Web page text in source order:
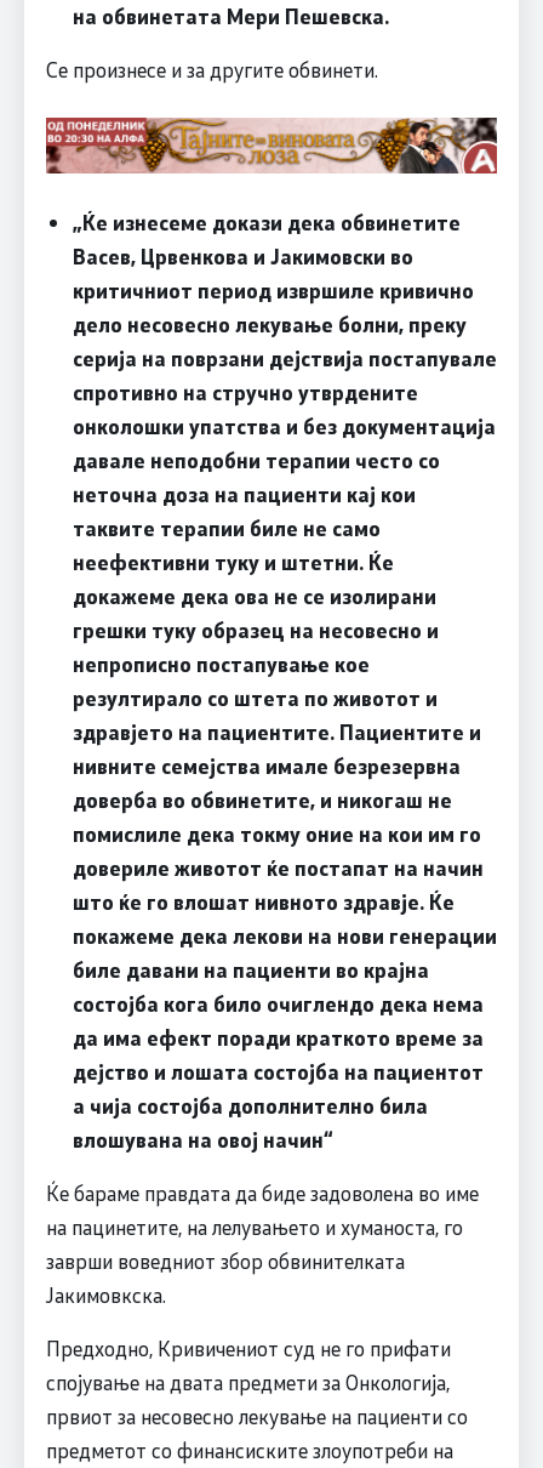
на обвинетата Мери Пешевска.
Се произнесе и за другите обвинети.
„Ќе изнесеме докази дека обвинетите
Васев, Црвенкова и Јакимовски во
критичниот период извршиле кривично
дело несовесно лекување болни, преку
серија на поврзани дејствија постапувале
спротивно на стручно утврдените
онколошки упатства и без документација
давале неподобни терапии често со
неточна доза на пациенти кај кои
таквите терапии биле не само
неефективни туку и штетни. Ќе
докажеме дека ова не се изолирани
грешки туку образец на несовесно и
непрописно постапување кое
резултирало со штета по животот и
здравјето на пациентите. Пациентите и
нивните семејства имале безрезервна
доверба во обвинетите, и никогаш не
помислиле дека токму оние на кои им го
довериле животот ќе постапат на начин
што ќе го влошат нивното здравје. Ќе
покажеме дека лекови на нови генерации
биле давани на пациенти во крајна
состојба кога било очиглендо дека нема
да има ефект поради краткото време за
дејство и лошата состојба на пациентот
а чија состојба дополнително била
влошувана на овој начин“
Ќе бараме правдата да биде задоволена во име
на пацинетите, на лелувањето и хуманоста, го
заврши воведниот збор обвинителката
Јакимовкска.
Предходно, Кривичениот суд не го прифати
спојување на двата предмети за Онкологија,
првиот за несовесно лекување на пациенти со
предметот со финансиските злоупотреби на